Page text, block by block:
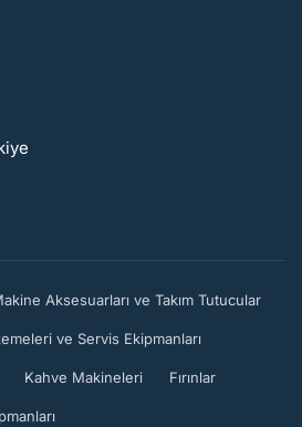
Aksesuarları ve Takım Tutucular
ve Servis Ekipmanları
Kahve Makineleri Fırınlar